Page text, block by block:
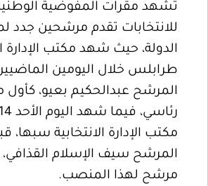
تشهد مقرات المفوضية الوطنية
للانتخابات تقدم مرشحين جدد
الدولة، حيث شهد مكتب الإدارة
طرابلس خلال اليومين
المرشح عبدالحكيم بعيو،
مكتب الإدارة الانتخابية سبها،
المرشح سيف الإسلام القذافي،
مرشح لهذا المنصب.